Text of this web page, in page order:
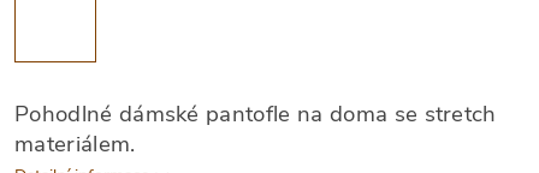
Pohodlné dámské pantofle na doma se stretch
materiálem.